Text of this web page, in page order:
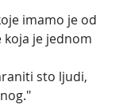
imamo je od
koja je jednom
sto ljudi,